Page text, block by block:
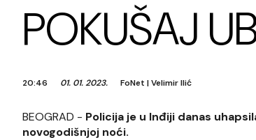
POKUŠAJ
20:46 01. 01. 2023. FoNet |Velimir Ilić
BEOGRAD - Policija je u Inđiji danas
novogodišnjoj noći.